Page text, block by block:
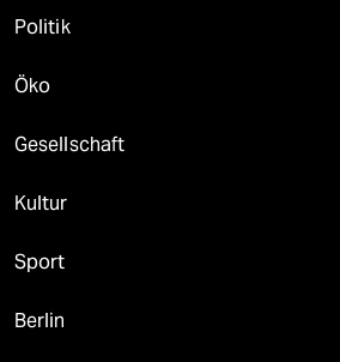
Politik
Öko
Gesellschaft
Kultur
Sport
Berlin